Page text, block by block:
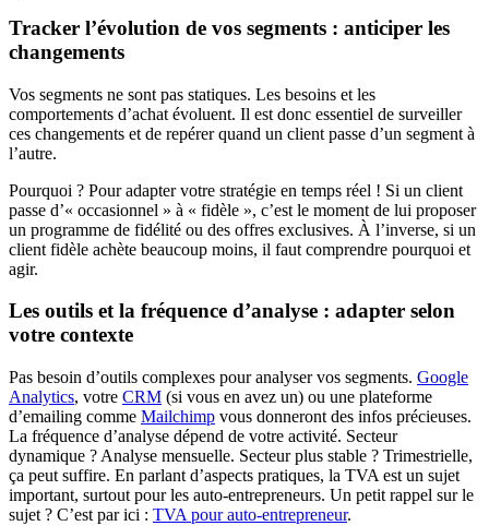
Tracker l’évolution de vos segments : anticiper les
changements
Vos segments ne sont pas statiques. Les besoins et les
comportements d’achat évoluent. Il est donc essentiel de surveiller
ces changements et de repérer quand un client passe d’un segment à
l’autre.
Pourquoi ? Pour adapter votre stratégie en temps réel ! Si un client
passe d’« occasionnel » à « fidèle », c’est le moment de lui proposer
un programme de fidélité ou des offres exclusives. À l’inverse, si un
client fidèle achète beaucoup moins, il faut comprendre pourquoi et
agir.
Les outils et la fréquence d’analyse : adapter selon
votre contexte
Pas besoin d’outils complexes pour analyser vos segments. Google
Analytics, votre CRM (si vous en avez un) ou une plateforme
d’emailing comme Mailchimp vous donneront des infos précieuses.
La fréquence d’analyse dépend de votre activité. Secteur
dynamique ? Analyse mensuelle. Secteur plus stable ? Trimestrielle,
ça peut suffire. En parlant d’aspects pratiques, la TVA est un sujet
important, surtout pour les auto-entrepreneurs. Un petit rappel sur le
sujet ? C’est par ici : TVA pour auto-entrepreneur.